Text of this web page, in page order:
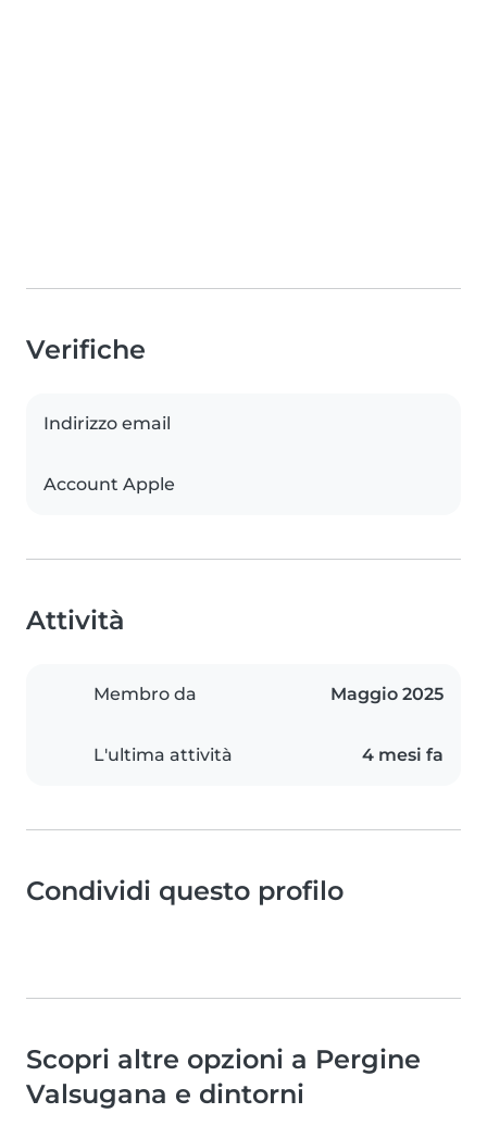
Verifiche
Indirizzo email
Account Apple
Attività
Membro da Maggio 2025
L'ultima attività 4 mesi fa
Condividi questo profilo
Scopri altre opzioni a Pergine
Valsugana e dintorni